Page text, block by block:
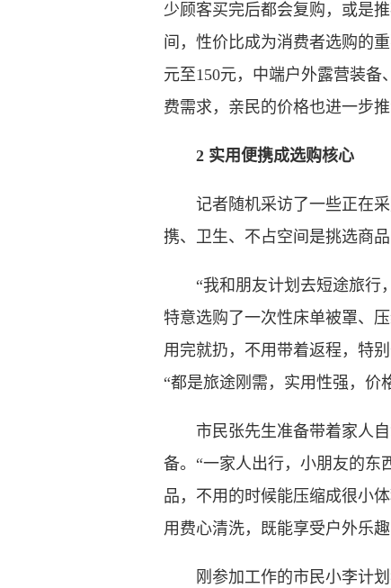
少顾客买完后都会复购，或是
间，性价比成为消费者选购的
元至150元，中端户外露营装
费需求，亲民的价格也进一步推
2 实用便携成选购核心
记者随机采访了一些正在采
携、卫生、不占空间是挑选商品
“我和朋友计划去短途旅行，
特意选购了一次性床单被罩、
用完就扔，不用带着返程，特
“都是旅途刚需，实用性强，价
市民张先生准备带着家人自
备。“一家人出行，小朋友的东
品，不用的时候能压缩成很小
用费心清洗，既能享受户外乐
刚参加工作的市民小李计划